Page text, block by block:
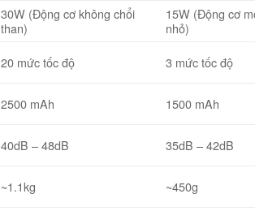
30W (Động cơ không chổi
than)
15W (Động cơ
nhỏ)
20 mức tốc độ 3 mức tốc độ
2500 mAh 1500 mAh
40dB – 48dB 35dB – 42dB
~1.1kg ~450g